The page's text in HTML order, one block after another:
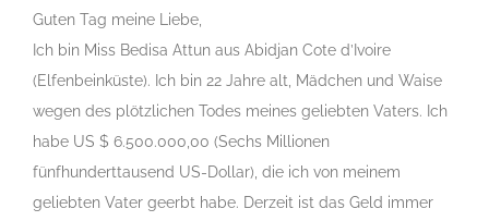
Guten Tag meine Liebe,
Ich bin Miss Bedisa Attun aus Abidjan Cote d’Ivoire
(Elfenbeinküste). Ich bin 22 Jahre alt, Mädchen und Waise
wegen des plötzlichen Todes meines geliebten Vaters. Ich
habe US $ 6.500.000,00 (Sechs Millionen
fünfhunderttausend US-Dollar), die ich von meinem
geliebten Vater geerbt habe. Derzeit ist das Geld immer